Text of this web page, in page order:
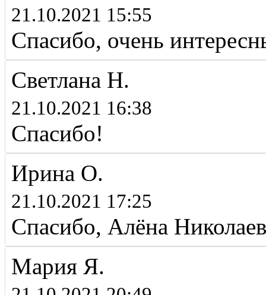
21.10.2021 15:55
Спасибо, очень
Светлана Н.
21.10.2021 16:38
Спасибо!
Ирина О.
21.10.2021 17:25
Спасибо, Алёна
Мария Я.